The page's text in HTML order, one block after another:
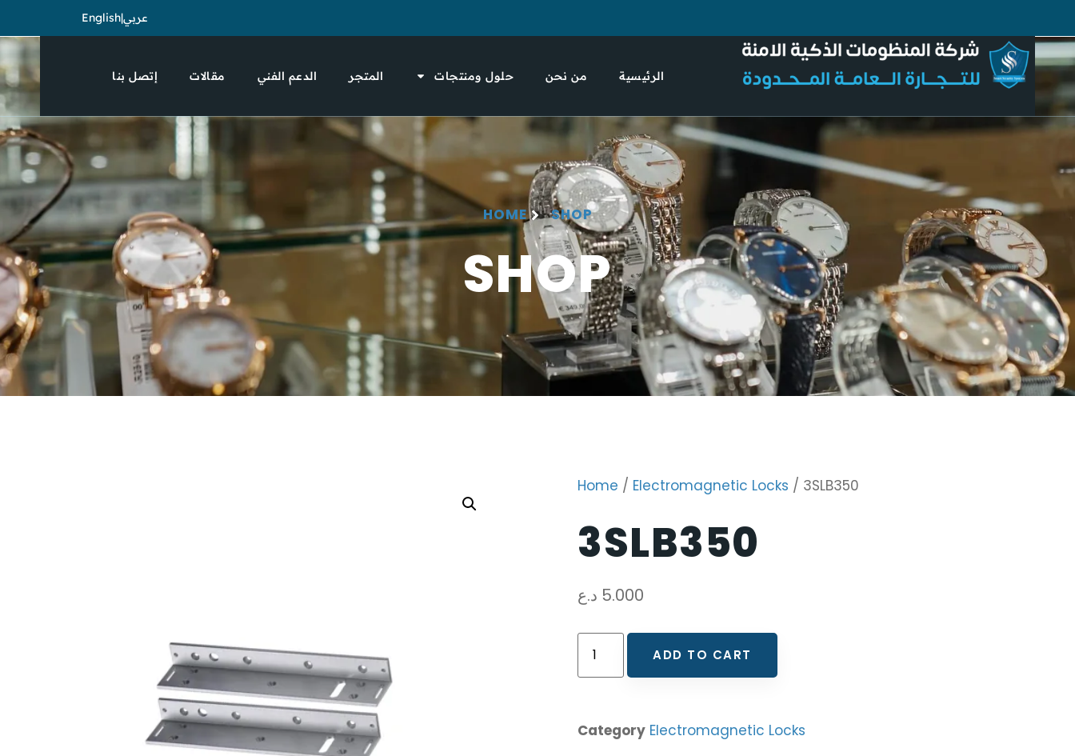
English|عربي
الرئيسية من نحن حلول ومنتجات المتجر الدعم الفني مقالات إتصل بنا
HOME SHOP
SHOP
Home / Electromagnetic Locks / 3SLB350
3SLB350
5.000 د.ع
ADD TO CART
Category Electromagnetic Locks